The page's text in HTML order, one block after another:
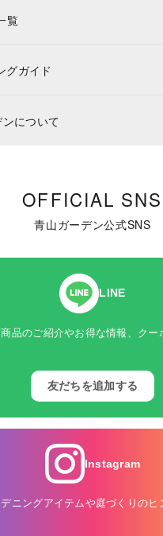
覧
グガイド
について
OFFICIAL SNS
青山ガーデン公式SNS
LINE
品のご紹介やお得な情報、クー
友だちを追加する
Instagram
ニングアイテムや庭づくりのヒ